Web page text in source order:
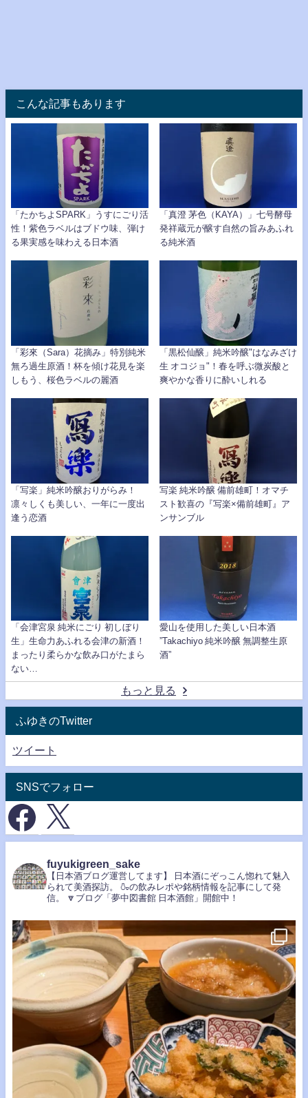
こんな記事もあります
「たかちよSPARK」うすにごり活
性！紫色ラベルはブドウ味、弾け
る果実感を味わえる日本酒
「真澄 茅色（KAYA）」七号酵母
発祥蔵元が醸す自然の旨みあふれ
る純米酒
「彩來（Sara）花摘み」特別純米
無ろ過生原酒！杯を傾け花見を楽
しもう、桜色ラベルの麗酒
「黒松仙醸」純米吟醸"はなみざけ
生 オコジョ"！春を呼ぶ微炭酸と
爽やかな香りに酔いしれる
「写楽」純米吟醸おりがらみ！
凛々しくも美しい、一年に一度出
逢う恋酒
写楽 純米吟醸 備前雄町！オマチ
スト歓喜の『写楽×備前雄町』ア
ンサンブル
「会津宮泉 純米にごり 初しぼり
生」生命力あふれる会津の新酒！
まったり柔らかな飲み口がたまら
ない…
愛山を使用した美しい日本酒
”Takachiyo 純米吟醸 無調整生原
酒”
もっと見る
ふゆきのTwitter
ツイート
SNSでフォロー
fuyukigreen_sake
【日本酒ブログ運営してます】
日本酒にぞっこん惚れて魅入
られて美酒探訪。
🍶の飲みレポや銘柄情報を記事にして発
信。
🔽ブログ「夢中図書館 日本酒館」開館中！